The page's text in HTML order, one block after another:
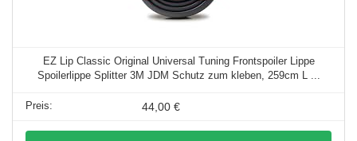
EZ Lip Classic Original Universal Tuning Frontspoiler Lippe
Spoilerlippe Splitter 3M JDM Schutz zum kleben, 259cm L ...
44,00 €